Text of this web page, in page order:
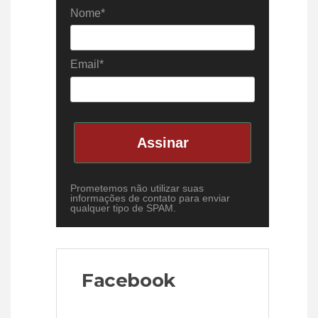
Nome*
Email*
Assinar
Prometemos não utilizar suas
informações de contato para enviar
qualquer tipo de SPAM.
Facebook